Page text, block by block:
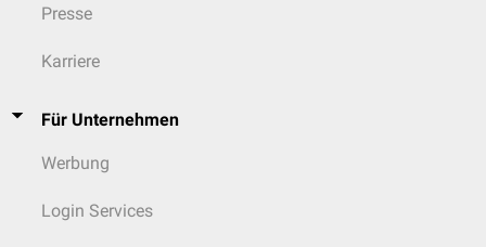
Presse
Karriere
Für Unternehmen
Werbung
Login Services